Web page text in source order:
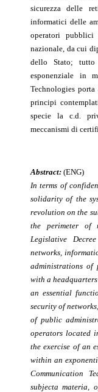
sicurezza delle
informatici delle
operatori
nazionale, da cui
dello Stato; tutto
esponenziale in
Technologies
principi
specie la c.d.
meccanismi di
Abstract: (ENG)
In terms of
solidarity of the
revolution on the
the perimeter of
Legislative
networks,
administrations of
with a
an essential
security of
of public
operators located
the exercise of an
within an
Communication
subjecta materia,